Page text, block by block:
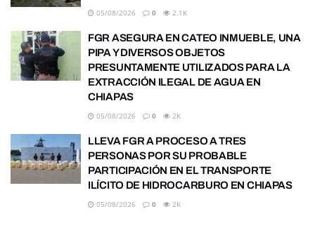
05/08/2026 0 2.1K
FGR ASEGURA EN CATEO INMUEBLE, UNA
PIPA Y DIVERSOS OBJETOS
PRESUNTAMENTE UTILIZADOS PARA LA
EXTRACCIÓN ILEGAL DE AGUA EN
CHIAPAS
05/08/2026 0 2K
LLEVA FGR A PROCESO A TRES
PERSONAS POR SU PROBABLE
PARTICIPACIÓN EN EL TRANSPORTE
ILÍCITO DE HIDROCARBURO EN CHIAPAS
05/08/2026 0 2K